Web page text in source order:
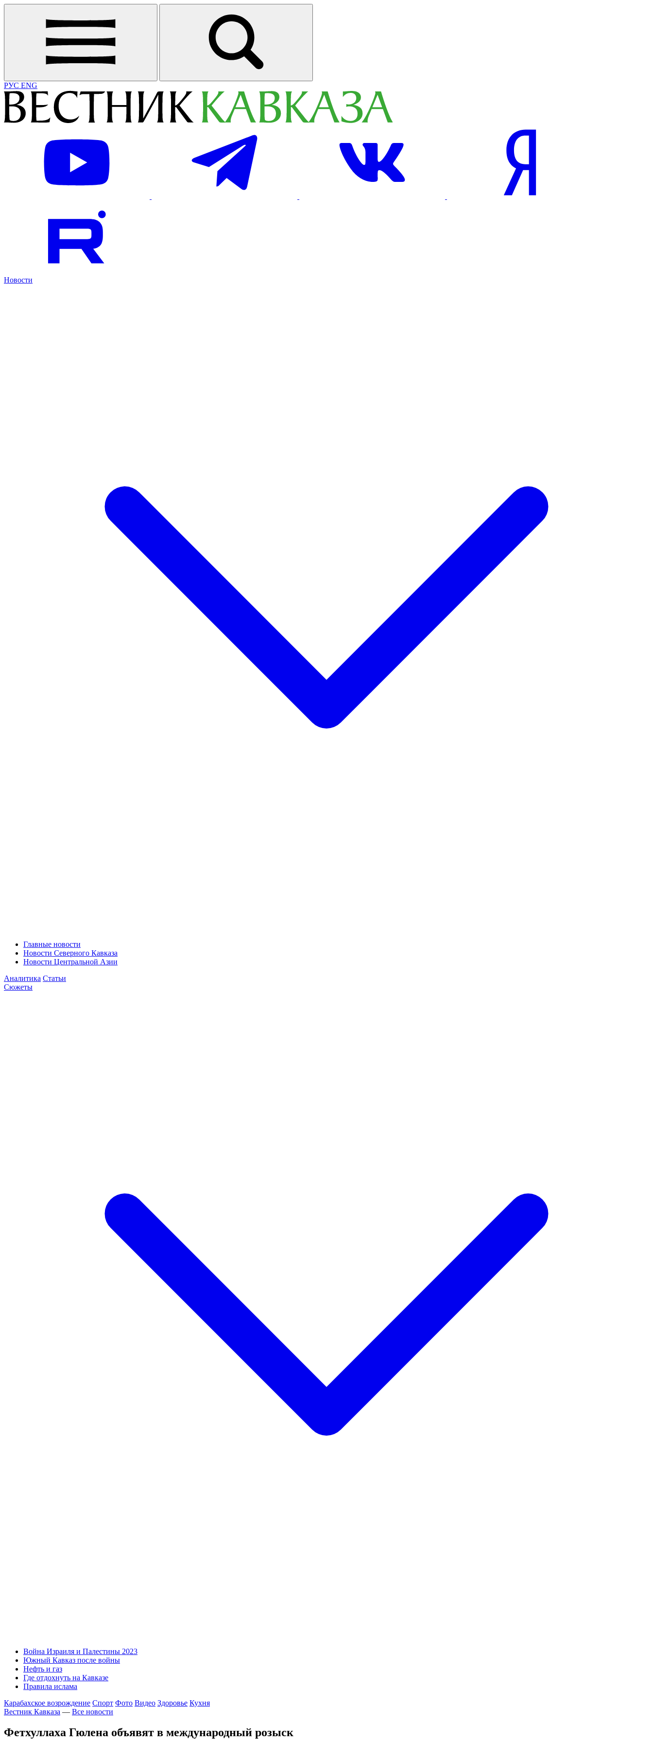
РУС ENG
Новости
Главные новости
Новости Северного Кавказа
Новости Центральной Азии
Аналитика Статьи
Сюжеты
Война Израиля и Палестины 2023
Южный Кавказ после войны
Нефть и газ
Где отдохнуть на Кавказе
Правила ислама
Карабахское возрождение Спорт Фото Видео Здоровье Кухня
Вестник Кавказа — Все новости
Фетхуллаха Гюлена объявят в международный розыск